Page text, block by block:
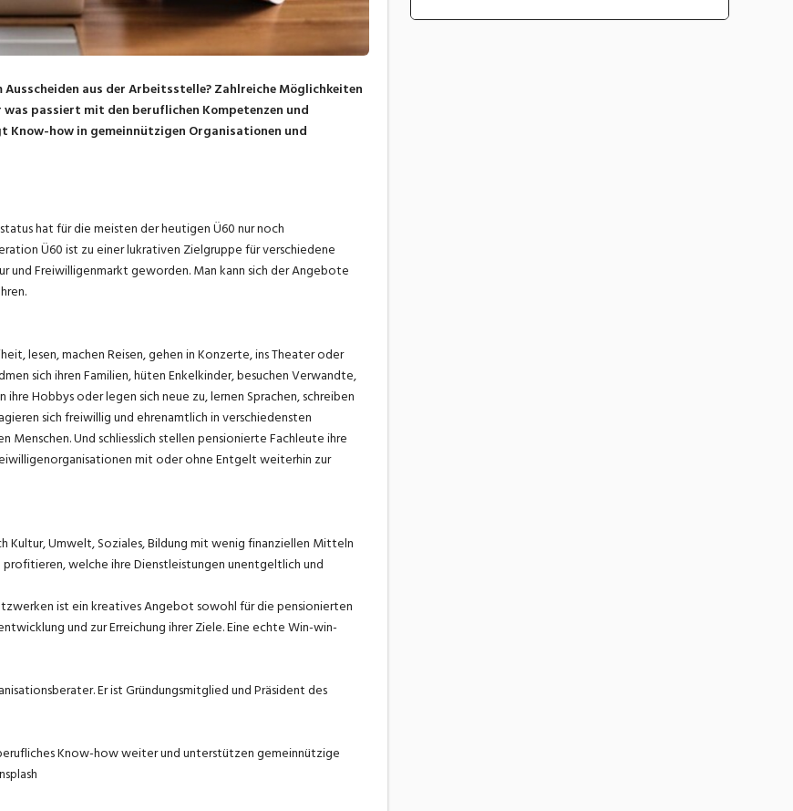
aus der Arbeitsstelle? Zahlreiche Möglichkeiten
passiert mit den beruflichen Kompetenzen und
Know-how in gemeinnützigen Organisationen und
hat für die meisten der heutigen Ü60 nur noch
Ü60 ist zu einer lukrativen Zielgruppe für verschiedene
und Freiwilligenmarkt geworden. Man kann sich der Angebote
lesen, machen Reisen, gehen in Konzerte, ins Theater oder
sich ihren Familien, hüten Enkelkinder, besuchen Verwandte,
Hobbys oder legen sich neue zu, lernen Sprachen, schreiben
sich freiwillig und ehrenamtlich in verschiedensten
Und schliesslich stellen pensionierte Fachleute ihre
mit oder ohne Entgelt weiterhin zur
Umwelt, Soziales, Bildung mit wenig finanziellen Mitteln
welche ihre Dienstleistungen unentgeltlich und
ist ein kreatives Angebot sowohl für die pensionierten
und zur Erreichung ihrer Ziele. Eine echte Win-win-
Er ist Gründungsmitglied und Präsident des
Know-how weiter und unterstützen gemeinnützige